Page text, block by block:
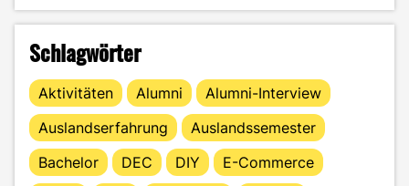
Schlagwörter
Aktivitäten Alumni
Alumni-Interview
Auslandserfahrung
Auslandssemester
Bachelor
DEC DIY
E-Commerce